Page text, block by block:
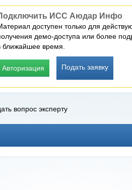
ИСС Аюдар Инфо
доступен только для
демо-доступа или более
ближайшее время.
Авторизация Подать заявку